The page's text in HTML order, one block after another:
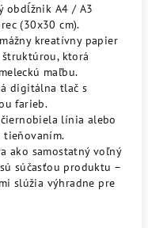
obdĺžnik A4 / A3
(30x30 cm).
kreatívny papier
ktorá
maľbu.
digitálna tlač s
farieb.
línia alebo
tieňovaním.
ako samostatný voľný
súčasťou produktu –
slúžia výhradne pre